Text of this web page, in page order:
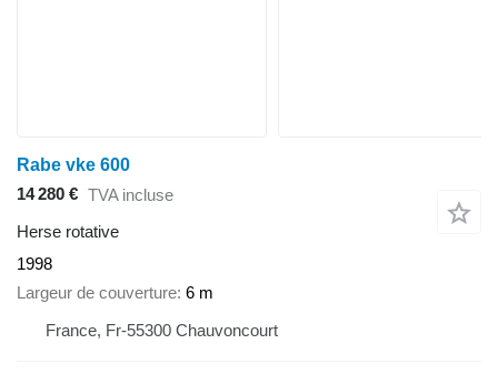
Rabe vke 600
14 280 € TVA incluse
Herse rotative
1998
Largeur de couverture 6 m
France, Fr-55300 Chauvoncourt